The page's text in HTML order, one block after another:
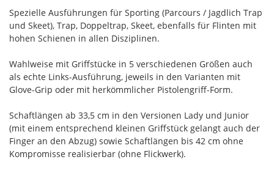
Spezielle Ausführungen für Sporting (Parcours / Jagdlich Trap
und Skeet), Trap, Doppeltrap, Skeet, ebenfalls für Flinten mit
hohen Schienen in allen Disziplinen.
Wahlweise mit Griffstücke in 5 verschiedenen Größen auch
als echte Links-Ausführung, jeweils in den Varianten mit
Glove-Grip oder mit herkömmlicher Pistolengriff-Form.
Schaftlängen ab 33,5 cm in den Versionen Lady und Junior
(mit einem entsprechend kleinen Griffstück gelangt auch der
Finger an den Abzug) sowie Schaftlängen bis 42 cm ohne
Kompromisse realisierbar (ohne Flickwerk).